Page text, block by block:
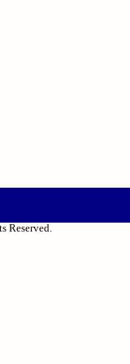
Reserved.